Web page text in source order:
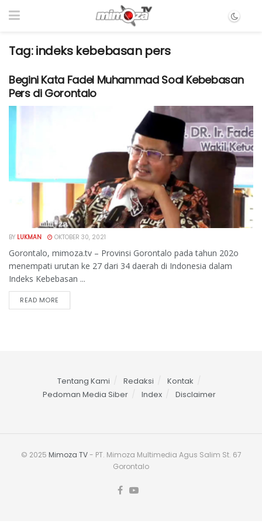
Tag:indeks kebebasan pers
Begini Kata Fadel Muhammad Soal Kebebasan
Pers di Gorontalo
BY LUKMAN OKTOBER 30, 2021
Gorontalo, mimoza.tv – Provinsi Gorontalo pada tahun 202o
menempati urutan ke 27 dari 34 daerah di Indonesia dalam
Indeks Kebebasan ...
READ MORE
Tentang Kami Redaksi
Kontak
Pedoman Media Siber
Index Disclaimer
© 2025 Mimoza TV- PT. Mimoza Multimedia Agus Salim St. 67
Gorontalo